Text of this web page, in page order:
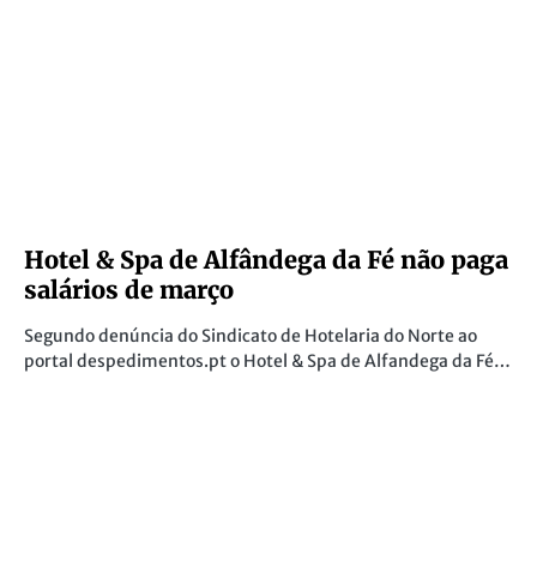
Hotel & Spa de Alfândega da Fé não paga
salários de março
Segundo denúncia do Sindicato de Hotelaria do Norte ao
portal despedimentos.pt o Hotel & Spa de Alfandega da Fé…